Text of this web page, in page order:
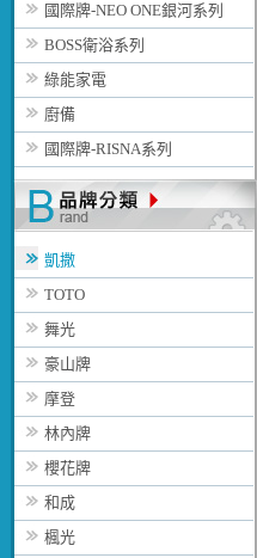
國際牌-NEO ONE銀河系列
BOSS衛浴系列
綠能家電
廚備
國際牌-RISNA系列
凱撒
TOTO
舞光
豪山牌
摩登
林內牌
櫻花牌
和成
楓光